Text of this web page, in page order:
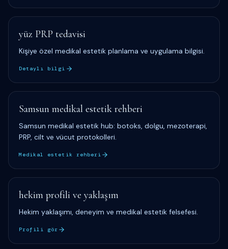
yüz PRP tedavisi
Kişiye özel medikal estetik planlama ve uygulama bilgisi.
Detaylı bilgi
Samsun medikal estetik rehberi
Samsun medikal estetik hub: botoks, dolgu, mezoterapi,
PRP, cilt ve vücut protokolleri.
Medikal estetik rehberi
hekim profili ve yaklaşım
Hekim yaklaşımı, deneyim ve medikal estetik felsefesi.
Profili gör